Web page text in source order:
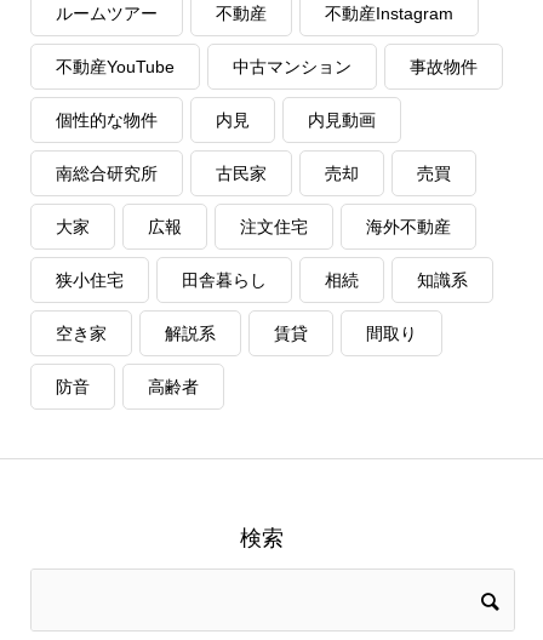
ルームツアー 不動産 不動産Instagram
不動産YouTube 中古マンション 事故物件
個性的な物件 内見 内見動画
南総合研究所 古民家 売却 売買
大家 広報 注文住宅 海外不動産
狭小住宅 田舎暮らし 相続 知識系
空き家 解説系 賃貸 間取り
防音 高齢者
検索